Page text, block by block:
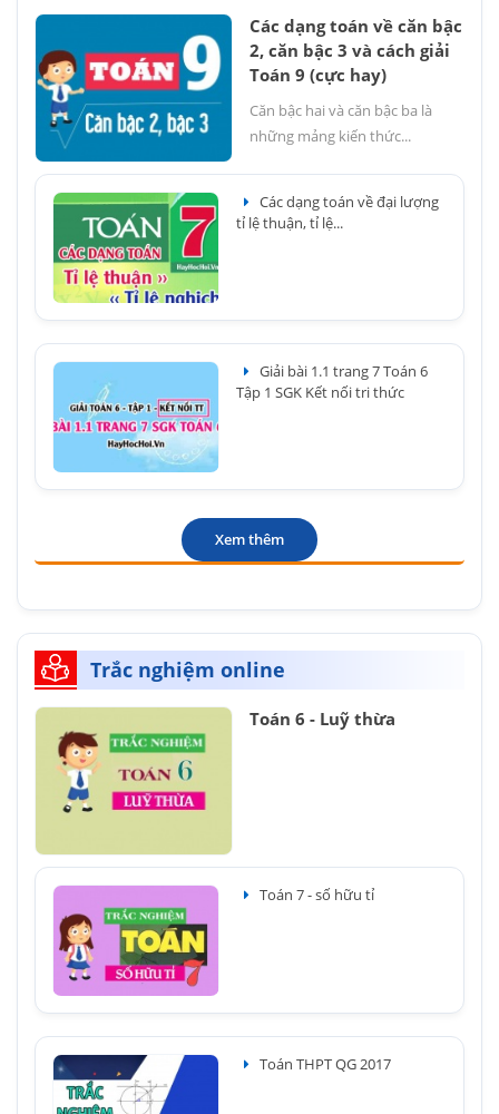
Các dạng toán về căn bậc
2, căn bậc 3 và cách giải
Toán 9 (cực hay)
Căn bậc hai và căn bậc ba là
những mảng kiến thức...
Các dạng toán về đại lượng
tỉ lệ thuận, tỉ lệ...
Giải bài 1.1 trang 7 Toán 6
Tập 1 SGK Kết nối tri thức
Xem thêm
Trắc nghiệm online
Toán 6 - Luỹ thừa
Toán 7 - số hữu tỉ
Toán THPT QG 2017